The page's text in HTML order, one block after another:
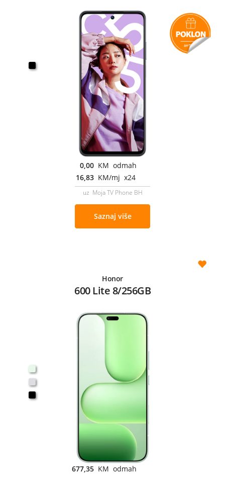
0,00 KM odmah
16,83 KM/mj x24
uz Moja TV Phone BH
Saznaj više
Honor
600 Lite 8/256GB
677,35 KM odmah